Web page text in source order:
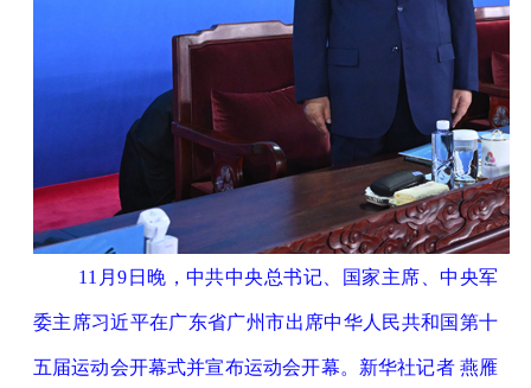
11月9日晚，中共中央总书记、国家主席、中央军
委主席习近平在广东省广州市出席中华人民共和国第十
五届运动会开幕式并宣布运动会开幕。新华社记者 燕雁